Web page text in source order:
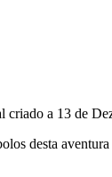
criado a 13 de
desta